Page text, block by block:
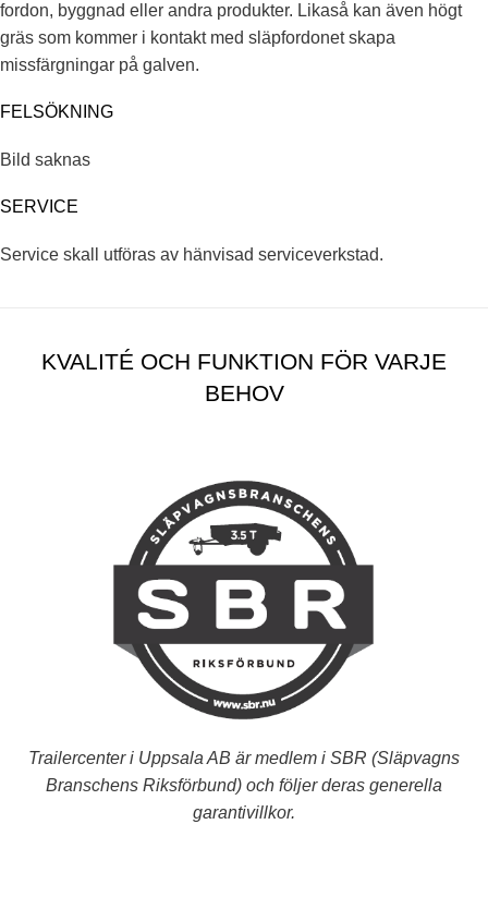
fordon, byggnad eller andra produkter. Likaså kan även högt
gräs som kommer i kontakt med släpfordonet skapa
missfärgningar på galven.
FELSÖKNING
Bild saknas
SERVICE
Service skall utföras av hänvisad serviceverkstad.
KVALITÉ OCH FUNKTION FÖR VARJE
BEHOV
Trailercenter i Uppsala AB är medlem i SBR (Släpvagns
Branschens Riksförbund) och följer deras generella
garantivillkor.